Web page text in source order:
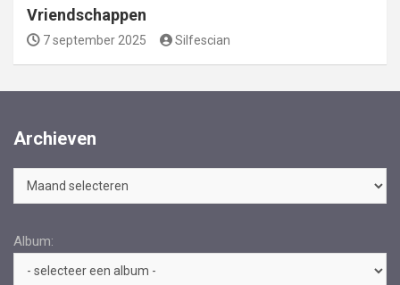
Vriendschappen
7 september 2025 Silfescian
Archieven
Archieven
Album: